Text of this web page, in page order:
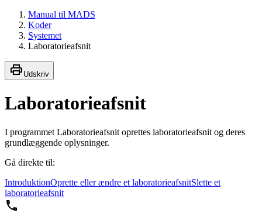
Manual til MADS
Koder
Systemet
Laboratorieafsnit
Udskriv
Laboratorieafsnit
I programmet Laboratorieafsnit oprettes laboratorieafsnit og deres
grundlæggende oplysninger.
Gå direkte til:
IntroduktionOprette eller ændre et laboratorieafsnitSlette et
laboratorieafsnit